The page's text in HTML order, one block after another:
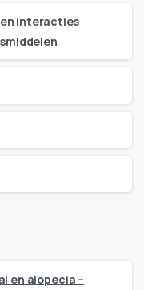
en interacties
en alopecia –